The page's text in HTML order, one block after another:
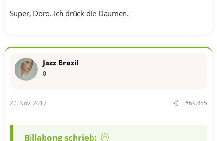
Super, Doro. Ich drück die Daumen.
Jazz Brazil
0
27. Nov. 2017 #69.455
Billabong schrieb: